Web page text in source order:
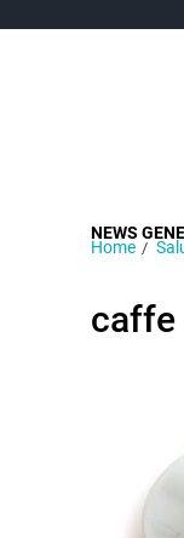
NEWS
Home
caffe